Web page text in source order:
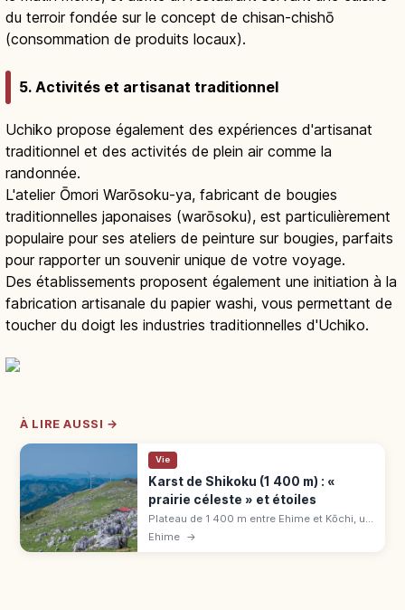
du terroir fondée sur le concept de chisan-chishō
(consommation de produits locaux).
5. Activités et artisanat traditionnel
Uchiko propose également des expériences d'artisanat
traditionnel et des activités de plein air comme la
randonnée.
L'atelier Ōmori Warōsoku-ya, fabricant de bougies
traditionnelles japonaises (warōsoku), est particulièrement
populaire pour ses ateliers de peinture sur bougies, parfaits
pour rapporter un souvenir unique de votre voyage.
Des établissements proposent également une initiation à la
fabrication artisanale du papier washi, vous permettant de
toucher du doigt les industries traditionnelles d'Uchiko.
À LIRE AUSSI →
Vie
Karst de Shikoku (1 400 m) : «
prairie céleste » et étoiles
Plateau de 1 400 m entre Ehime et Kōchi, un
des 3 grands karsts du Japon : « route
Ehime →